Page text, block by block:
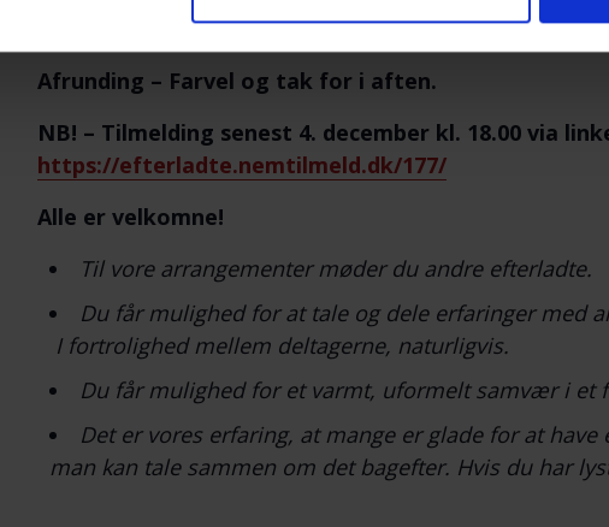
Der serveres kaffe/te.
Afrunding – Farvel og tak for i aften.
NB! – Tilmelding senest 4. december kl. 18.00 via
https://efterladte.nemtilmeld.dk/177/
Alle er velkomne!
Til vore arrangementer møder du andre efterladte.
Du får mulighed for at tale og dele erfaringer med
I fortrolighed mellem deltagerne, naturligvis.
Du får mulighed for et varmt, uformelt samvær i et
Det er vores erfaring, at mange er glade for at
man kan tale sammen om det bagefter. Hvis du har